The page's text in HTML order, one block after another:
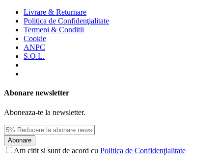
Livrare & Returnare
Politica de Confidenţialitate
Termeni & Conditii
Cookie
ANPC
S.O.L.
Abonare newsletter
Aboneaza-te la newsletter.
Abonare
Am citit si sunt de acord cu Politica de Confidenţialitate